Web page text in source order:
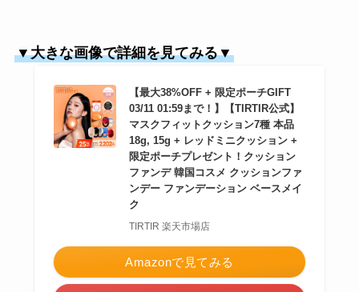
▼大きな画像で詳細を見てみる▼
【最大38%OFF + 限定ポーチGIFT
03/11 01:59まで！】【TIRTIR公式】
マスクフィットクッション7種 本品
18g, 15g + レッドミニクッション +
限定ポーチプレゼント！クッション
ファンデ 韓国コスメ クッションファ
ンデー ファンデーション ベースメイ
ク
TIRTIR 楽天市場店
Amazonで見てみる